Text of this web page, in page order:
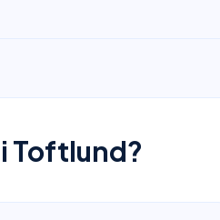
Toftlund?